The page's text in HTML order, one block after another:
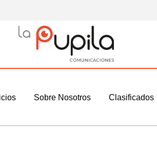
Sobre Nosotros Clasificados